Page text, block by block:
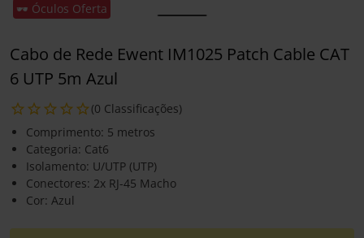
🕶️ Óculos Oferta
Cabo de Rede Ewent IM1025 Patch Cable CAT
6 UTP 5m Azul
(0 Classificações)
Comprimento: 5 metros
Categoria: Cat6
Isolamento: U/UTP (UTP)
Conectores: 2x RJ-45 Macho
Cor: Azul